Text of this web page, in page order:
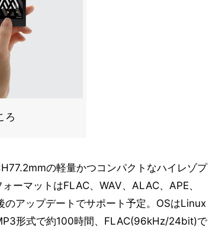
ろ
の軽量かつコンパクトなハイレゾプ
ーマットはFLAC、WAV、ALAC、APE、
アップデートでサポート予定。OSはLinux
形式で約100時間、FLAC(96kHz/24bit)で